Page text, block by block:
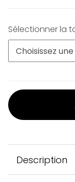
Sélectionner la
Description